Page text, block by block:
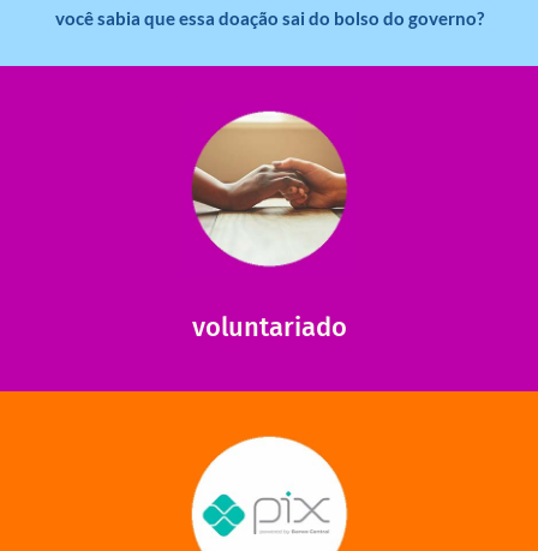
você sabia que essa doação sai do bolso do governo?
voluntariado
ajudar com certos assuntos. Entre em contato conosco e
saiba como nos ajudar.
saiba mais
saiba mais